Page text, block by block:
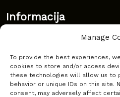
Manage
To provide the best experiences,
cookies to store and/or access
these technologies will allow us to
behavior or unique IDs on this site.
consent, may adversely affect
Informacija
Dažnai užduodami klausimai
Kur nusipirkti?